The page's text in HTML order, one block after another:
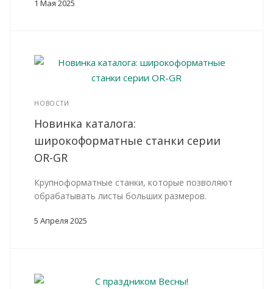
1 Мая 2025
НОВОСТИ
Новинка каталога:
широкоформатные станки серии
OR-GR
Крупноформатные станки, которые позволяют
обрабатывать листы больших размеров.
5 Апреля 2025